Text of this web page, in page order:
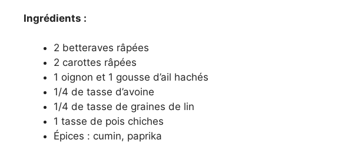
Ingrédients :
2 betteraves râpées
2 carottes râpées
1 oignon et 1 gousse d’ail hachés
1/4 de tasse d’avoine
1/4 de tasse de graines de lin
1 tasse de pois chiches
Épices : cumin, paprika